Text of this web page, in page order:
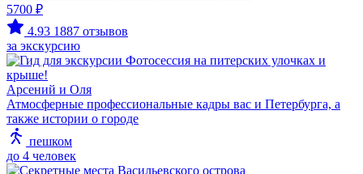
5700 ₽
4.93 1887 отзывов
за экскурсию
Арсений и Оля
Атмосферные профессиональные кадры вас и Петербурга, а
также истории о городе
пешком
до 4 человек